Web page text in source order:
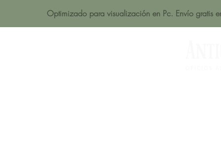
Optimizado para visualización en Pc. Envío